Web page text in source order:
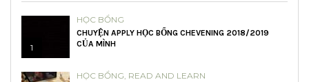
1
HỌC BỔNG
CHUYỆN APPLY HỌC BỔNG CHEVENING 2018/2019
CỦA MÌNH
HỌC BỔNG, READ AND LEARN